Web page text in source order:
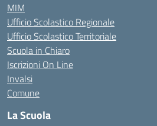
MIM
Ufficio Scolastico Regionale
Ufficio Scolastico Territoriale
Scuola in Chiaro
Iscrizioni On Line
Invalsi
Comune
La Scuola